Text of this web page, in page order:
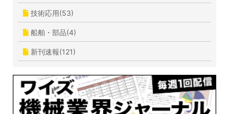
技術応用(53)
船舶・部品(4)
新刊速報(121)